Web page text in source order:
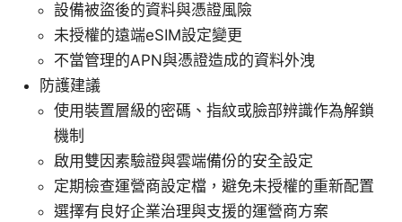
設備被盜後的資料與憑證風險
未授權的遠端eSIM設定變更
不當管理的APN與憑證造成的資料外洩
防護建議
使用裝置層級的密碼、指紋或臉部辨識作為解鎖
機制
啟用雙因素驗證與雲端備份的安全設定
定期檢查運營商設定檔，避免未授權的重新配置
選擇有良好企業治理與支援的運營商方案